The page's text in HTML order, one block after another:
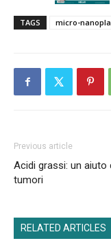
TAGS micro-
Previous article
Acidi grassi: un aiuto
tumori
RELATED ARTICLES